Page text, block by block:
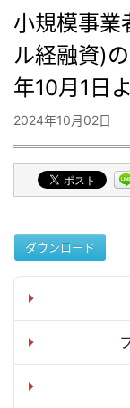
小規模事業
ル経融資)
年10月1日よ
2024年10月02日
ダウンロード